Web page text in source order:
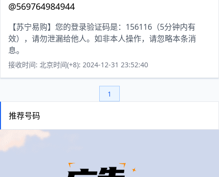
@569764984944
【苏宁易购】您的登录验证码是：156116（5分钟内有
效），请勿泄漏给他人。如非本人操作，请忽略本条消
息。
接收时间: 北京时间(+8): 2024-12-31 23:52:40
1
推荐号码